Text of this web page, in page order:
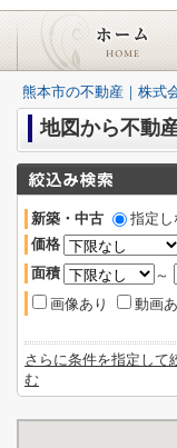
熊本市の不動産｜株式
地図から不動
新築・中古 指定し
価格
面積
～
画像あり
動画
さらに条件を指定して
む